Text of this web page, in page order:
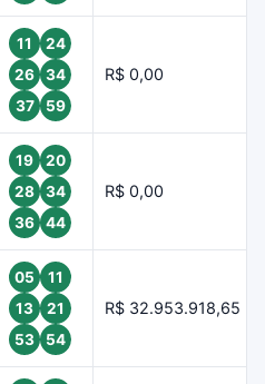
11
24
26
34
37
59
R$ 0,00
19
20
28
34
36
44
R$ 0,00
05
11
13
21
53
54
R$ 32.953.918,65